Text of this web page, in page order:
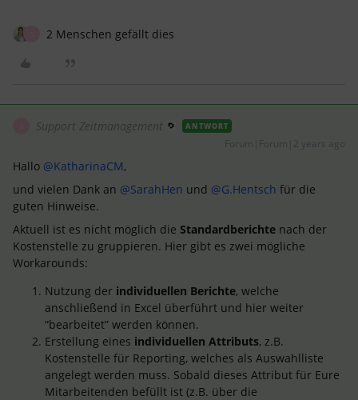
2 Menschen gefällt dies
Support Zeitmanagement ANTWORT
Hallo @KatharinaCM,
und vielen Dank an @SarahHen und @G.Hentsch für die
guten Hinweise.
Aktuell ist es nicht möglich die Standardberichte nach der
Kostenstelle zu gruppieren. Hier gibt es zwei mögliche
Workarounds:
Nutzung der individuellen Berichte, welche
anschließend in Excel überführt und hier weiter
“bearbeitet” werden können.
Erstellung eines individuellen Attributs, z.B.
Kostenstelle für Reporting, welches als Auswahlliste
angelegt werden muss. Sobald dieses Attribut für Eure
Mitarbeitenden befüllt ist (z.B. über die